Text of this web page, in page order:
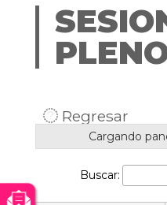
Regresar
Cargando
Buscar: